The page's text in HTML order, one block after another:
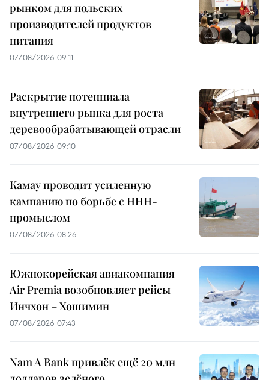
рынком для польских
производителей продуктов
питания
07/08/2026 09:11
Раскрытие потенциала
внутреннего рынка для роста
деревообрабатывающей отрасли
07/08/2026 09:10
Камау проводит усиленную
кампанию по борьбе с ННН-
промыслом
07/08/2026 08:26
Южнокорейская авиакомпания
Air Premia возобновляет рейсы
Инчхон – Хошимин
07/08/2026 07:43
Nam A Bank привлёк ещё 20 млн